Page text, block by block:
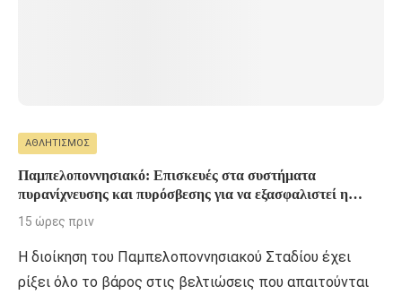
ΑΘΛΗΤΙΣΜΌΣ
Παμπελοποννησιακό: Επισκευές στα συστήματα
πυρανίχνευσης και πυρόσβεσης για να εξασφαλιστεί η
άδεια
15 ώρες πριν
Η διοίκηση του Παμπελοποννησιακού Σταδίου έχει
ρίξει όλο το βάρος στις βελτιώσεις που απαιτούνται